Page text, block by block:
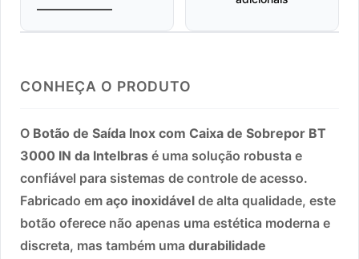
CONHEÇA O PRODUTO
O Botão de Saída Inox com Caixa de Sobrepor BT
3000 IN da Intelbras é uma solução robusta e
confiável para sistemas de controle de acesso.
Fabricado em aço inoxidável de alta qualidade, este
botão oferece não apenas uma estética moderna e
discreta, mas também uma durabilidade